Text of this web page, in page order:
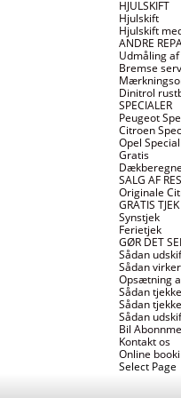
HJULSKIFT
Hjulskift
Hjulskift
ANDRE
Udmåling
Bremse
Dinitrol
SPECIALER
Peugeot
Citroen
Opel
Gratis
SALG AF
Originale
GRATIS TJEK
Synstjek
Ferietjek
GØR DET
Sådan
Sådan
Opsætning
Sådan
Sådan
Sådan
Bil
Kontakt os
Online
Select Page